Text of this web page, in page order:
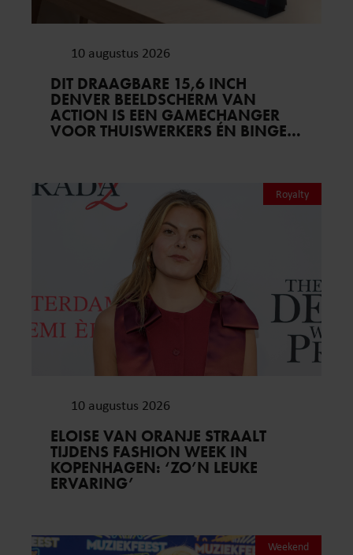
10 augustus 2026
DIT DRAAGBARE 15,6 INCH
DENVER BEELDSCHERM VAN
ACTION IS EEN GAMECHANGER
VOOR THUISWERKERS ÉN BINGE-
Royalty
10 augustus 2026
ELOISE VAN ORANJE STRAALT
TIJDENS FASHION WEEK IN
KOPENHAGEN: ‘ZO’N LEUKE
ERVARING’
Weekend